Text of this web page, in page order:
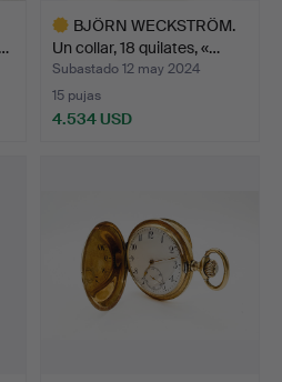
BJÖRN WECKSTRÖM.
Un collar, 18 quilates, «…
Subastado 12 may 2024
15 pujas
4.534 USD